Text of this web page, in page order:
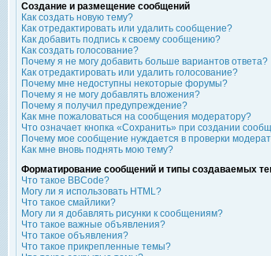
Создание и размещение сообщений
Как создать новую тему?
Как отредактировать или удалить сообщение?
Как добавить подпись к своему сообщению?
Как создать голосование?
Почему я не могу добавить больше вариантов ответа?
Как отредактировать или удалить голосование?
Почему мне недоступны некоторые форумы?
Почему я не могу добавлять вложения?
Почему я получил предупреждение?
Как мне пожаловаться на сообщения модератору?
Что означает кнопка «Сохранить» при создании
Почему мое сообщение нуждается в проверки
Как мне вновь поднять мою тему?
Форматирование сообщений и типы создаваемых
Что такое BBCode?
Могу ли я использовать HTML?
Что такое смайлики?
Могу ли я добавлять рисунки к сообщениям?
Что такое важные объявления?
Что такое объявления?
Что такое прикрепленные темы?